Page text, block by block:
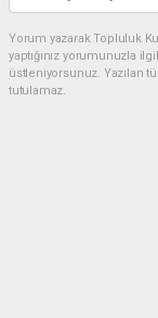
Yorum yazarak Topluluk
yaptığınız yorumunuzla
üstleniyorsunuz. Yazılan
tutulamaz.